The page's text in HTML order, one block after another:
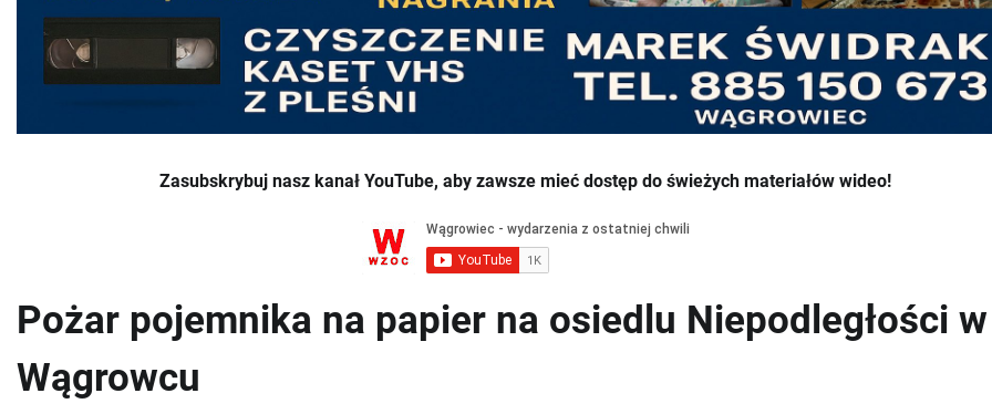
Zasubskrybuj nasz kanał YouTube, aby zawsze mieć dostęp do świeżych materiałów wideo!
Pożar pojemnika na papier na osiedlu Niepodległości w
Wągrowcu